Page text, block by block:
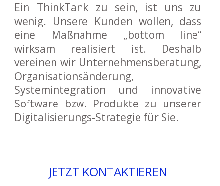
Ein ThinkTank zu sein, ist uns zu
wenig. Unsere Kunden wollen, dass
eine Maßnahme „bottom line“
wirksam realisiert ist. Deshalb
vereinen wir Unternehmensberatung,
Organisationsänderung,
Systemintegration und innovative
Software bzw. Produkte zu unserer
Digitalisierungs-Strategie für Sie.
JETZT KONTAKTIEREN